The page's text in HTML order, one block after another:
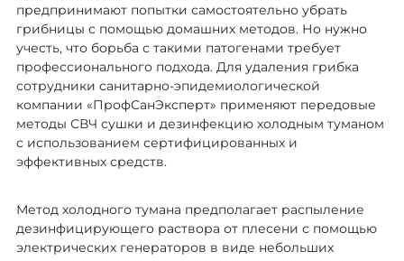
предпринимают попытки самостоятельно убрать
грибницы с помощью домашних методов. Но нужно
учесть, что борьба с такими патогенами требует
профессионального подхода. Для удаления грибка
сотрудники санитарно-эпидемиологической
компании «ПрофСанЭксперт» применяют передовые
методы СВЧ сушки и дезинфекцию холодным туманом
с использованием сертифицированных и
эффективных средств.
Метод холодного тумана предполагает распыление
дезинфицирующего раствора от плесени с помощью
электрических генераторов в виде небольших